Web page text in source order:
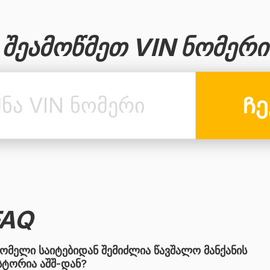
შეამოწმეთ VIN ნომერი
საიტებიდან შემიძლია წავშალო მანქანის
აშშ-დან?